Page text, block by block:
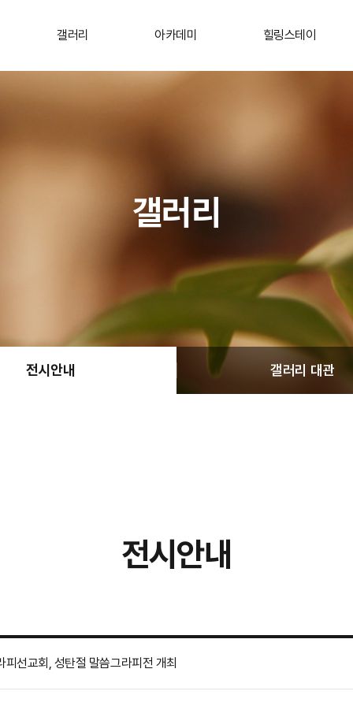
갤러리 아카데미 힐링스테이
갤러리
전시안내 갤러리 대관
전시안내
선교회, 성탄절 말씀그라피전 개최